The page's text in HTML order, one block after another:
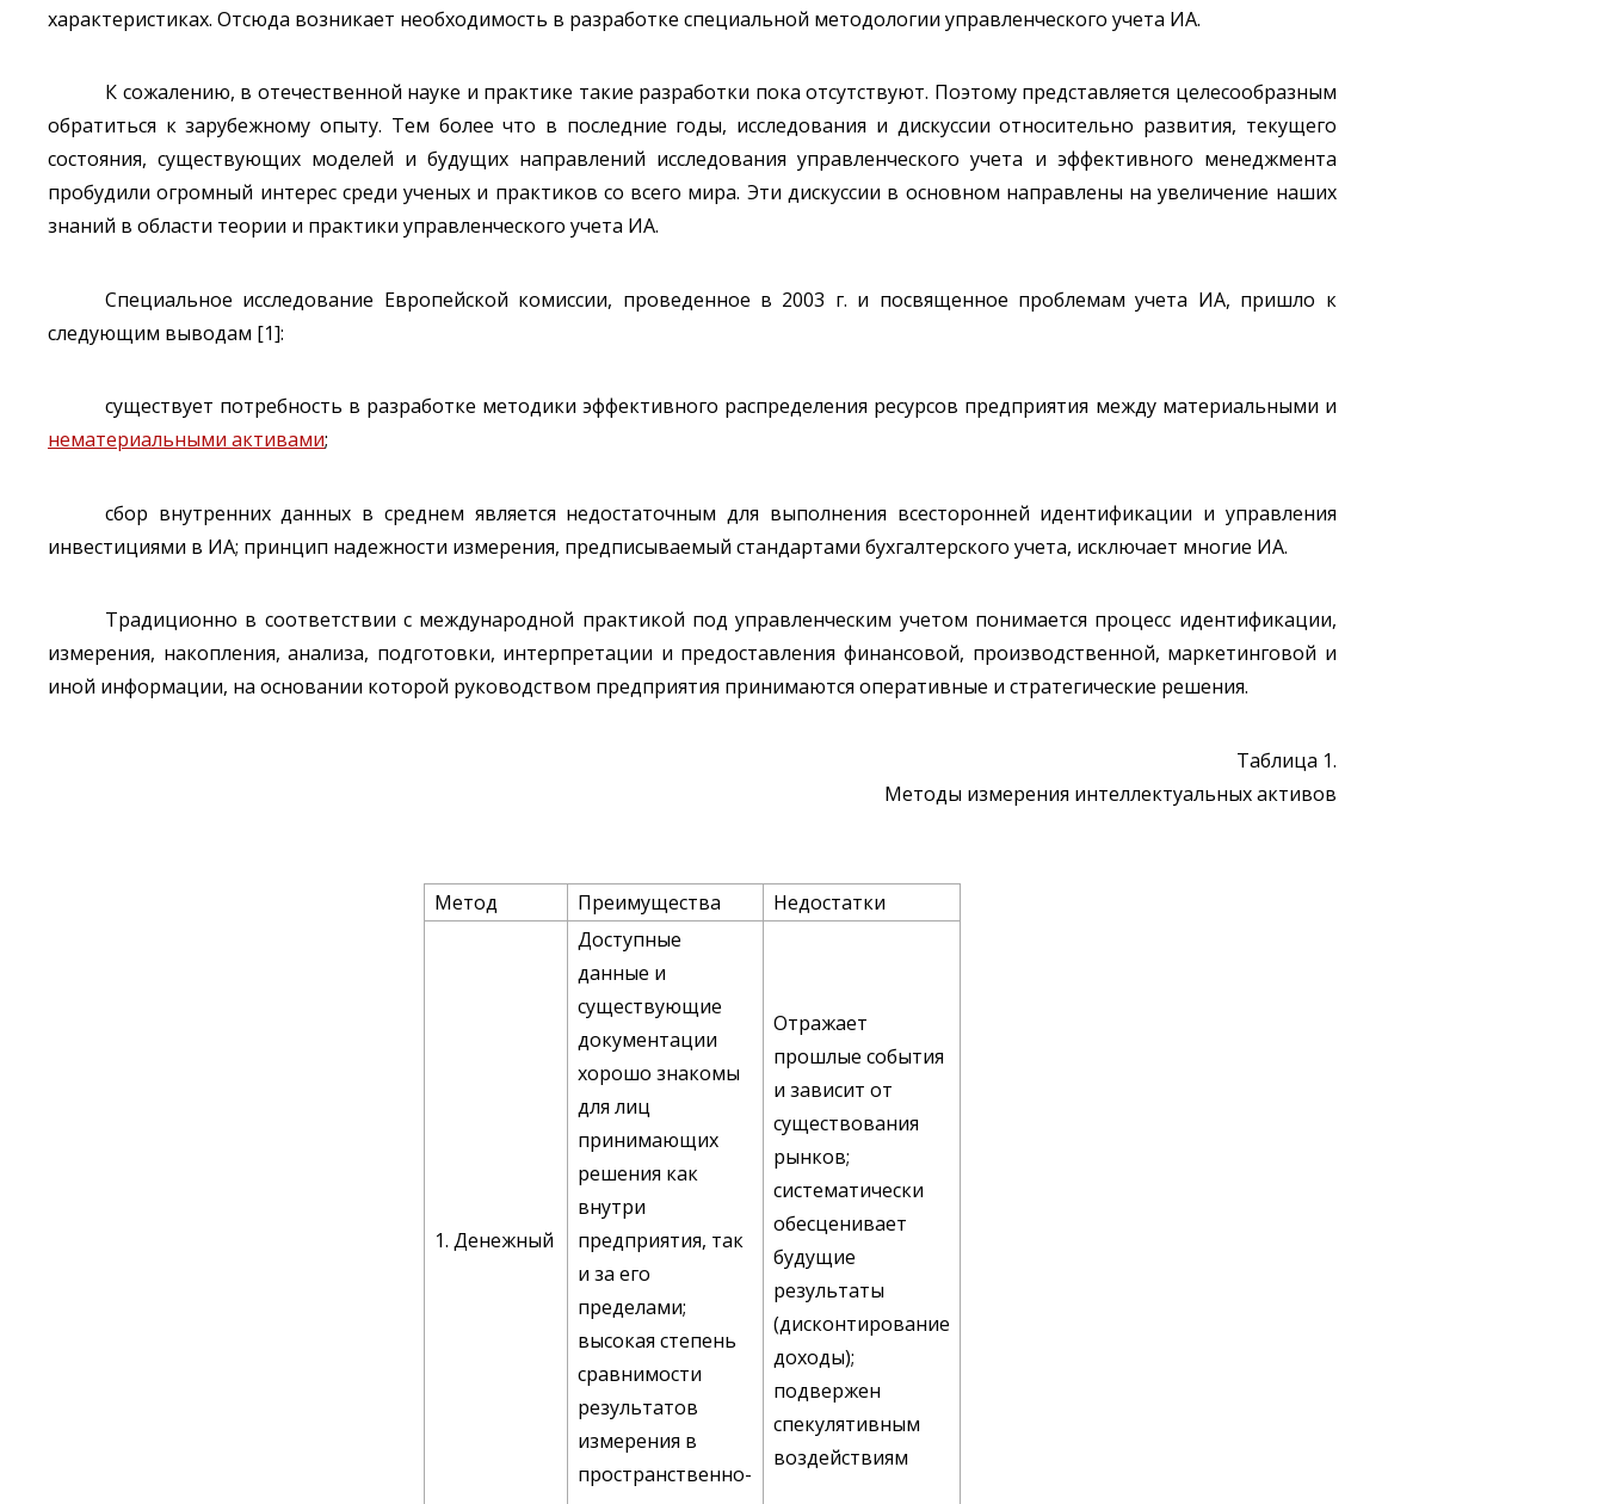
характеристиках. Отсюда возникает необходимость в разработке специальной методологии управленческого учета ИА.
К сожалению, в отечественной науке и практике такие разработки пока отсутствуют. Поэтому представляется целесообразным
обратиться к зарубежному опыту. Тем более что в последние годы, исследования и дискуссии относительно развития, текущего
состояния, существующих моделей и будущих направлений исследования управленческого учета и эффективного менеджмента
пробудили огромный интерес среди ученых и практиков со всего мира. Эти дискуссии в основном направлены на увеличение наших
знаний в области теории и практики управленческого учета ИА.
Специальное исследование Европейской комиссии, проведенное в 2003 г. и посвященное проблемам учета ИА, пришло к
следующим выводам [1]:
существует потребность в разработке методики эффективного распределения ресурсов предприятия между материальными и
нематериальными активами;
сбор внутренних данных в среднем является недостаточным для выполнения всесторонней идентификации и управления
инвестициями в ИА; принцип надежности измерения, предписываемый стандартами бухгалтерского учета, исключает многие ИА.
Традиционно в соответствии с международной практикой под управленческим учетом понимается процесс идентификации,
измерения, накопления, анализа, подготовки, интерпретации и предоставления финансовой, производственной, маркетинговой и
иной информации, на основании которой руководством предприятия принимаются оперативные и стратегические решения.
Таблица 1.
Методы измерения интеллектуальных активов
Метод Преимущества Недостатки
1. Денежный
Доступные
данные и
существующие
документации
хорошо знакомы
для лиц
принимающих
решения как
внутри
предприятия, так
и за его
пределами;
высокая степень
сравнимости
результатов
измерения в
пространственно-
Отражает
прошлые события
и зависит от
существования
рынков;
систематически
обесценивает
будущие
результаты
(дисконтирование
доходы);
подвержен
спекулятивным
воздействиям